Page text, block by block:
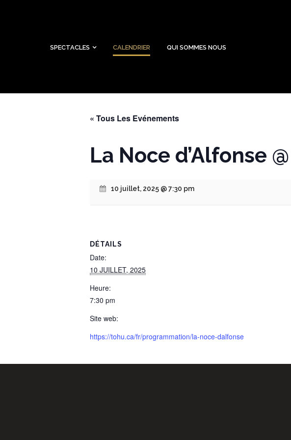
SPECTACLES CALENDRIER QUI SOMMES NOUS
« Tous Les Evénements
La Noce d’Alfonse
10 juillet, 2025 @ 7:30 pm
DÉTAILS
Date:
10 JUILLET, 2025
Heure:
7:30 pm
Site web:
https://tohu.ca/fr/programmation/la-noce-dalfonse